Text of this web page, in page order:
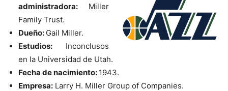
administradora: Miller
Family Trust.
Dueño: Gail Miller.
Estudios: Inconclusos
en la Universidad de Utah.
Fecha de nacimiento: 1943.
Empresa: Larry H. Miller Group of Companies.